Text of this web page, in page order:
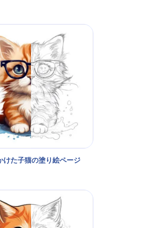
けた子猫の塗り絵ページ